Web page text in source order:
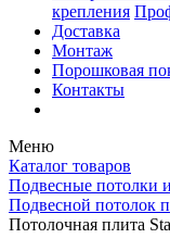
крепления
Доставка
Монтаж
Порошковая
Контакты
Меню
Каталог товаров
Подвесные потолки
Подвесной потолок
Потолочная плита